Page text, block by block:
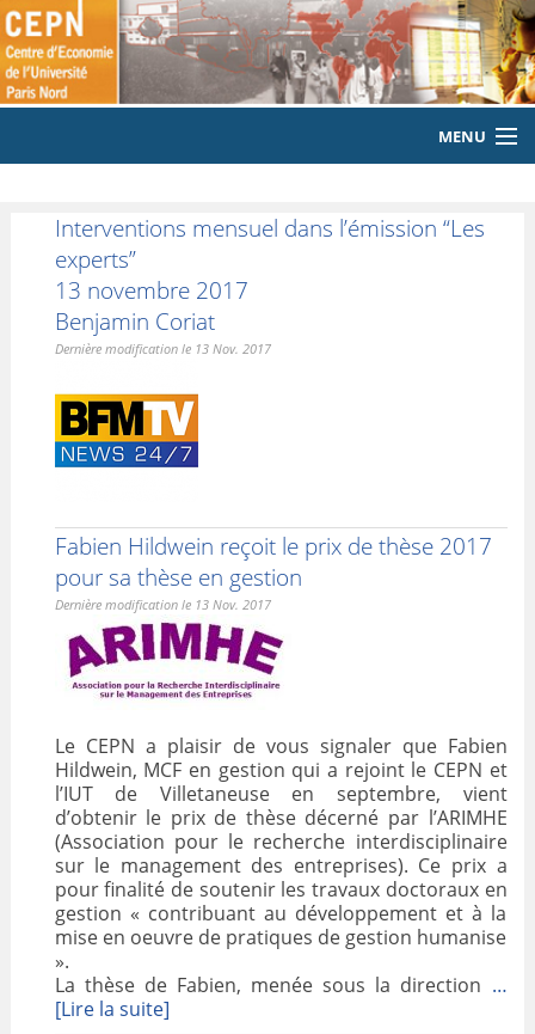
MENU
LE LABORATOIRE
MEMBRES
EQUIPE
PUBLICATIONS
EVENEMENTS
Interventions mensuel dans l’émission “Les
experts”
13 novembre 2017
Benjamin Coriat
Dernière modification le 13 Nov. 2017
Fabien Hildwein reçoit le prix de thèse 2017
pour sa thèse en gestion
Dernière modification le 13 Nov. 2017
Le CEPN a plaisir de vous signaler que Fabien
Hildwein, MCF en gestion qui a rejoint le CEPN et
l’IUT de Villetaneuse en septembre, vient
d’obtenir le prix de thèse décerné par l’ARIMHE
(Association pour le recherche interdisciplinaire
sur le management des entreprises). Ce prix a
pour finalité de soutenir les travaux doctoraux en
gestion « contribuant au développement et à la
mise en oeuvre de pratiques de gestion humanise
».
La thèse de Fabien, menée sous la direction …
[Lire la suite]